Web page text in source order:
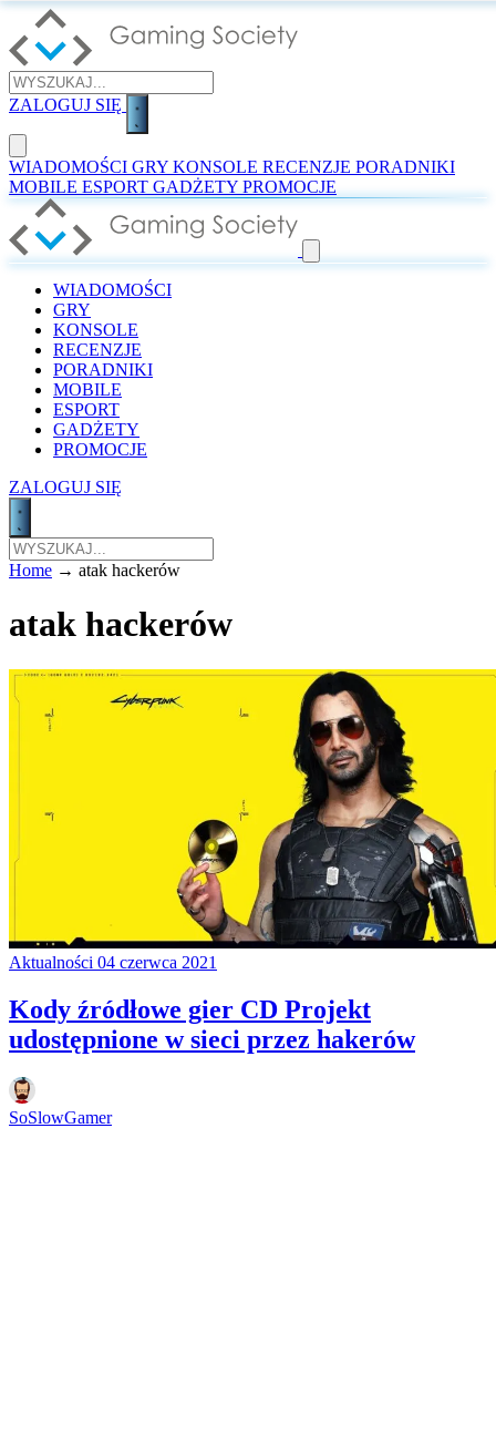
ZALOGUJ SIĘ
WIADOMOŚCI GRY KONSOLE RECENZJE PORADNIKI
MOBILE ESPORT GADŻETY PROMOCJE
WIADOMOŚCI
GRY
KONSOLE
RECENZJE
PORADNIKI
MOBILE
ESPORT
GADŻETY
PROMOCJE
ZALOGUJ SIĘ
Home → atak hackerów
atak hackerów
Aktualności 04 czerwca 2021
Kody źródłowe gier CD Projekt
udostępnione w sieci przez hakerów
SoSlowGamer